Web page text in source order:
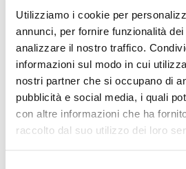
Utilizziamo i cookie per
annunci, per fornire funzionalità
analizzare il nostro traffico.
informazioni sul modo in cui
nostri partner che si occupano di
pubblicità e social media, i quali
con altre informazioni che ha
raccolto dal suo utilizzo dei loro
BLOG OPTI GAN
07/08/2026
Cosa bisogna ritrovare